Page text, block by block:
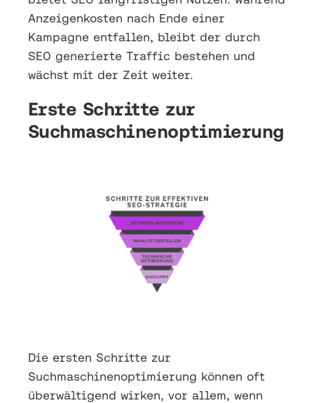
Anzeigenkosten nach Ende einer
Kampagne entfallen, bleibt der durch
SEO generierte Traffic bestehen und
wächst mit der Zeit weiter.
Erste Schritte zur
Suchmaschinenoptimierung
Die ersten Schritte zur
Suchmaschinenoptimierung können oft
überwältigend wirken, vor allem, wenn